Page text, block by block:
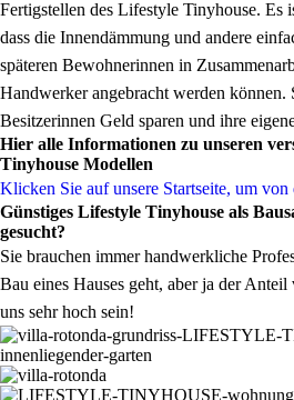
Fertigstellen des Lifestyle Tinyhouse. Es
dass die Innendämmung und andere
späteren Bewohnerinnen in
Handwerker angebracht werden
Besitzerinnen Geld sparen und ihre
Hier alle Informationen zu unseren
Tinyhouse Modellen
Klicken Sie auf unsere Startseite, um von
Günstiges Lifestyle Tinyhouse als
gesucht?
Sie brauchen immer handwerkliche
Bau eines Hauses geht, aber ja der
uns sehr hoch sein!